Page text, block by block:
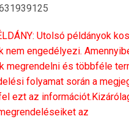
Utolsó példányok
nem engedélyezi.
megrendelni és többféle
folyamat során a
ezt az
az